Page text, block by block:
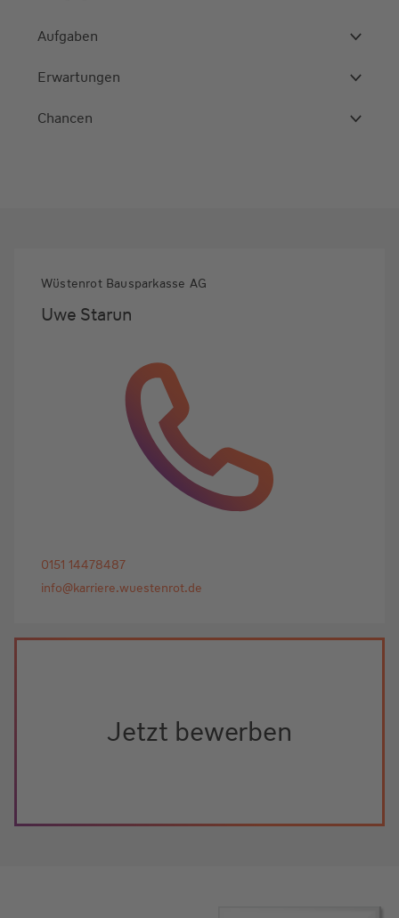
Aufgaben
Erwartungen
Chancen
Wüstenrot Bausparkasse AG
Uwe Starun
0151 14478487
info@karriere.wuestenrot.de
Jetzt bewerben